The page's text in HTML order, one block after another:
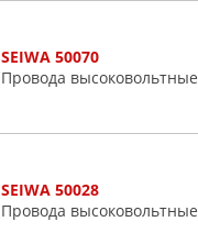
SEIWA 50070
Провода высоковольтные
SEIWA 50028
Провода высоковольтные